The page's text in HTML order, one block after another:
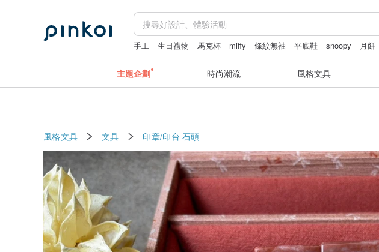
手工 生日禮物 馬克杯 miffy 條紋無袖 平底鞋 snoopy 月餅
主題企劃 時尚潮流 風格文具
風格文具 文具 印章/印台 石頭